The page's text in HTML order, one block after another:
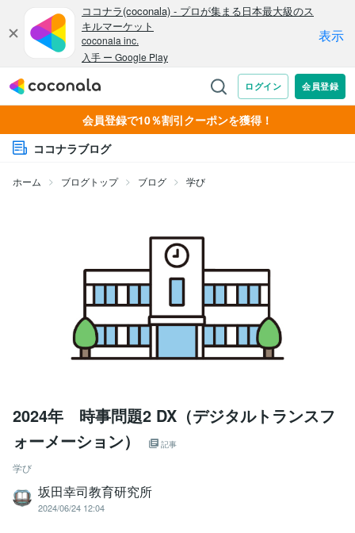
会員登録で10％割引クーポンを獲得！
ココナラブログ
ホーム ブログトップ ブログ 学び
2024年 時事問題2 DX（デジタルトランスフ
ォーメーション）
記事
学び
坂田幸司教育研究所
2024/06/24 12:04